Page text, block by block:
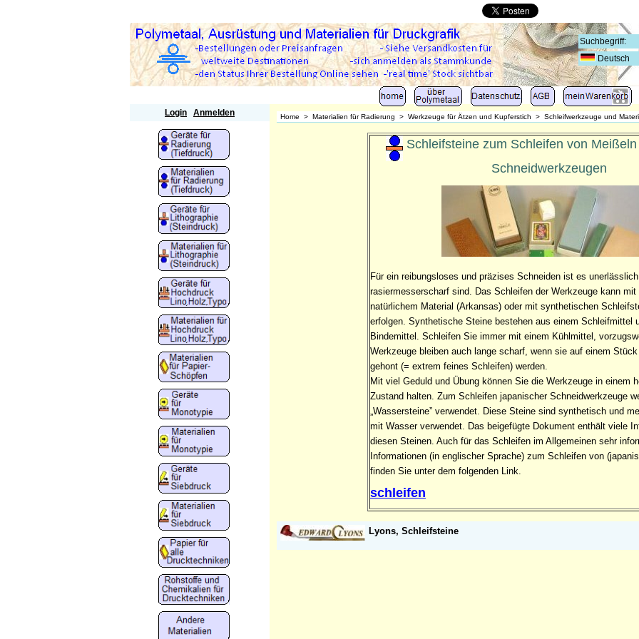
Deutsch
Login Anmelden Home > Materialien für Radierung > Werkzeuge für Ätzen und Kupferstich > Schleifwerkzeuge und
Schleifsteine zum Schleifen von
Schneidwerkzeugen
Für ein reibungsloses und präzises Schneiden ist es
rasiermesserscharf sind. Das Schleifen der Werkzeuge kann
natürlichem Material (Arkansas) oder mit synthetischen
erfolgen. Synthetische Steine bestehen aus einem Schleifmittel
Bindemittel. Schleifen Sie immer mit einem Kühlmittel,
Werkzeuge bleiben auch lange scharf, wenn sie auf einem
gehont (= extrem feines Schleifen) werden.
Mit viel Geduld und Übung können Sie die Werkzeuge in einem
Zustand halten. Zum Schleifen japanischer Schneidwerkzeuge
„Wassersteine” verwendet. Diese Steine sind synthetisch und
mit Wasser verwendet. Das beigefügte Dokument enthält viele
diesen Steinen. Auch für das Schleifen im Allgemeinen sehr
Informationen (in englischer Sprache) zum Schleifen von
finden Sie unter dem folgenden Link.
schleifen
Lyons, Schleifsteine